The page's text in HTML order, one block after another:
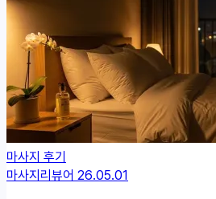
마사지 후기
마사지리뷰어 26.05.01